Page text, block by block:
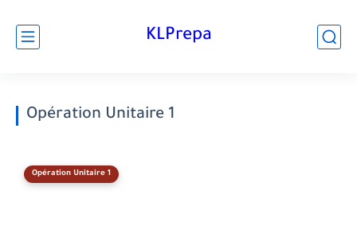
KLPrepa
Opération Unitaire 1
Opération Unitaire 1